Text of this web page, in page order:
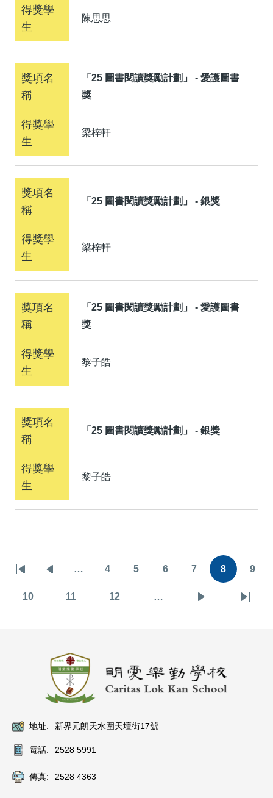
陳思思
「25 圖書閱讀獎勵計劃」 - 愛護圖書
獎
梁梓軒
「25 圖書閱讀獎勵計劃」 - 銀獎
梁梓軒
「25 圖書閱讀獎勵計劃」 - 愛護圖書
獎
黎子皓
「25 圖書閱讀獎勵計劃」 - 銀獎
黎子皓
Pagination
First
page
Previous
page
…
面
4 5 6
面
7
目
8 9
10 11 12 …
Last
地址: 新界元朗天水圍天壇街17號
電話: 2528 5991
傳真: 2528 4363